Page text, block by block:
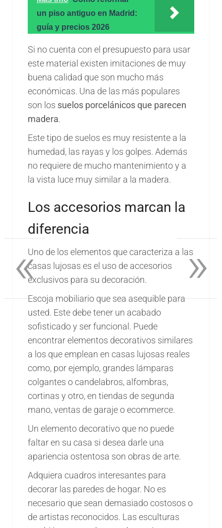
un piso antiguo en Madrid:
guía y precios 2026
Si no cuenta con el presupuesto para usar
este material existen imitaciones de muy
buena calidad que son mucho más
económicas. Una de las más populares
son los suelos porcelánicos que parecen
madera.
Este tipo de suelos es muy resistente a la
humedad, las rayas y los golpes. Además
no requiere de mucho mantenimiento y a
la vista luce muy similar a la madera.
Los accesorios marcan la
diferencia
Uno de los elementos que caracteriza a las
casas lujosas es el uso de accesorios
exclusivos para su decoración.
Escoja mobiliario que sea asequible para
usted. Este debe tener un acabado
sofisticado y ser funcional. Puede
encontrar elementos decorativos similares
a los que emplean en casas lujosas reales
como, por ejemplo, grandes lámparas
colgantes o candelabros, alfombras,
cortinas y otro, en tiendas de segunda
mano, ventas de garaje o ecommerce.
Un elemento decorativo que no puede
faltar en su casa si desea darle una
apariencia ostentosa son obras de arte.
Adquiera cuadros interesantes para
decorar las paredes de hogar. No es
necesario que sean demasiado costosos o
de artistas reconocidos. Las esculturas
»
«